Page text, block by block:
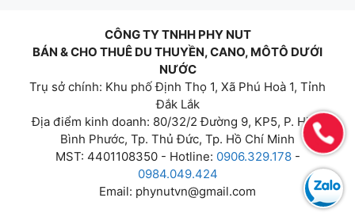
CÔNG TY TNHH PHY NUT
BÁN & CHO THUÊ DU THUYỀN, CANO, MÔTÔ DƯỚI
NƯỚC
Trụ sở chính: Khu phố Định Thọ 1, Xã Phú Hoà 1, Tỉnh
Đắk Lắk
Địa điểm kinh doanh: 80/32/2 Đường 9, KP5, P. Hiệp
Bình Phước, Tp. Thủ Đức, Tp. Hồ Chí Minh
MST: 4401108350 - Hotline: 0906.329.178-
0984.049.424
Email: phynutvn@gmail.com